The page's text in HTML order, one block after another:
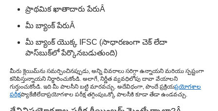
ప్రాథమిక ఖాతాదారు పేరుÂ
మీ బ్యాంక్ పేరుÂ
మీ బ్యాంక్ యొక్క IFSC (సాధారణంగా చెక్ లేదా
పాస్‌బుక్‌లో పేర్కొనబడుతుంది)
మీరు క్లెయిమ్‌ను సమర్పించినప్పుడు, అన్ని వివరాలు సరిగ్గా ఉన్నాయని మరియు స్పష్టంగా
కనిపిస్తున్నాయని నిర్ధారించుకోండి. అలాగే, నిర్ణీత వ్యవధిలోపు దావా వేయాలని
గుర్తుంచుకోండి. ఇది మీ పాలసీని బట్టి మారవచ్చు. అదేవిధంగా, పొందే ప్రక్రియప్రయోగశాల
పరీక్షప్యాకేజీలేదాప్రయోగశాల పరీక్ష తగ్గింపుఒక్కో పాలసీకి కూడా తేడా ఉండవచ్చు.